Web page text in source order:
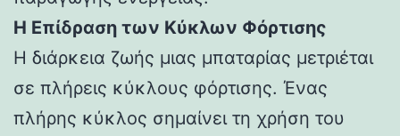
Η Επίδραση των Κύκλων Φόρτισης
Η διάρκεια ζωής μιας μπαταρίας μετριέται
σε πλήρεις κύκλους φόρτισης. Ένας
πλήρης κύκλος σημαίνει τη χρήση του